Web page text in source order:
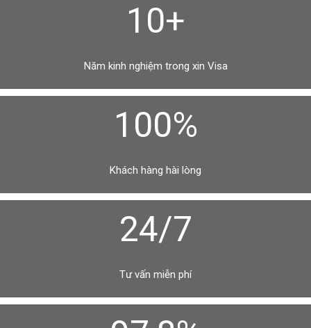
10+
Năm kinh nghiệm trong xin Visa
100%
Khách hàng hài lòng
24/7
Tư vấn miễn phí